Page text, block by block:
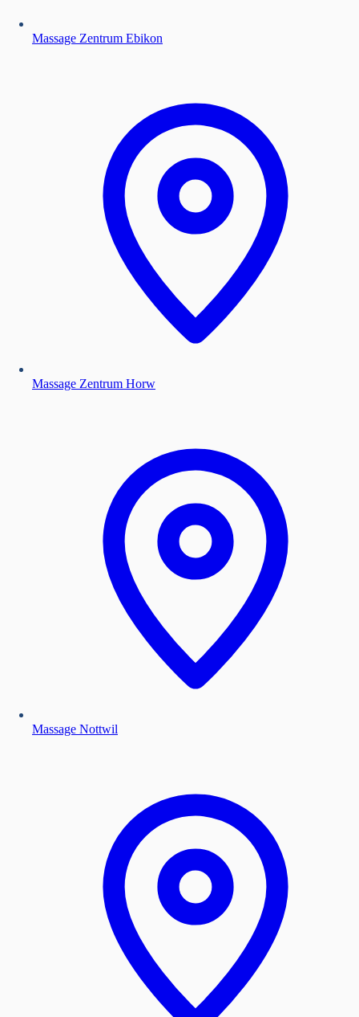
Massage Zentrum Ebikon
Massage Zentrum Horw
Massage Nottwil